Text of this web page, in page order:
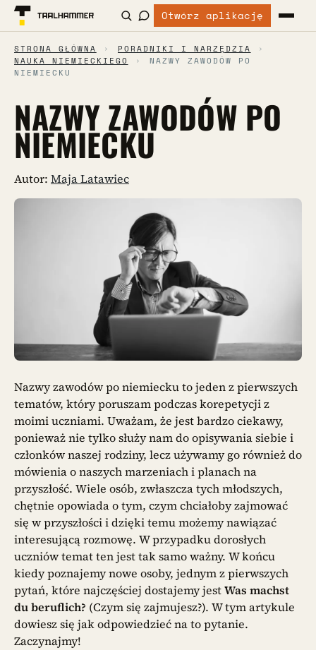
Otwórz aplikację
STRONA GŁÓWNA › PORADNIKI I NARZĘDZIA
›
NAUKA NIEMIECKIEGO
›
NAZWY ZAWODÓW PO
NIEMIECKU
NAZWY ZAWODÓW PO
NIEMIECKU
Autor: Maja Latawiec
Nazwy zawodów po niemiecku to jeden z pierwszych
tematów, który poruszam podczas korepetycji z
moimi uczniami. Uważam, że jest bardzo ciekawy,
ponieważ nie tylko służy nam do opisywania siebie i
członków naszej rodziny, lecz używamy go również do
mówienia o naszych marzeniach i planach na
przyszłość. Wiele osób, zwłaszcza tych młodszych,
chętnie opowiada o tym, czym chciałoby zajmować
się w przyszłości i dzięki temu możemy nawiązać
interesującą rozmowę. W przypadku dorosłych
uczniów temat ten jest tak samo ważny. W końcu
kiedy poznajemy nowe osoby, jednym z pierwszych
pytań, które najczęściej dostajemy jestWas machst
du beruflich? (Czym się zajmujesz?). W tym artykule
dowiesz się jak odpowiedzieć na to pytanie.
Zaczynajmy!